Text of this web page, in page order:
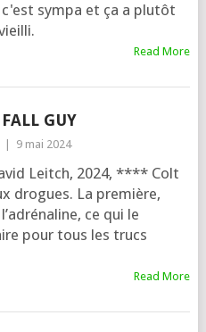
sympa et ça a plutôt
Read More
GUY
9 mai 2024
Leitch, 2024, **** Colt
drogues. La pre­mière,
l’a­dré­na­line, ce qui le
pour tous les trucs
Read More